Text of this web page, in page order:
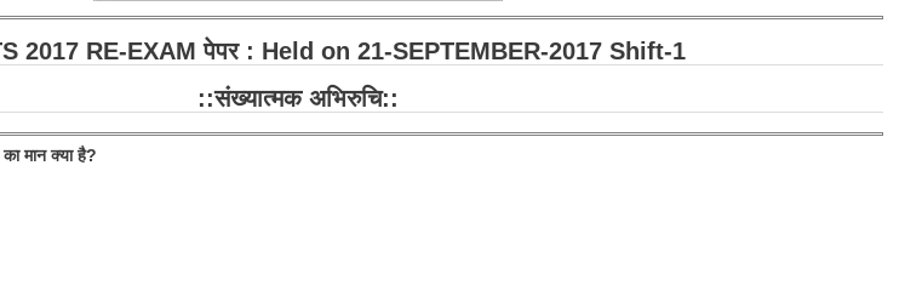
2017 RE-EXAM पेपर : Held on 21-SEPTEMBER-2017 Shift-1
::संख्यात्मक अभिरुचि::
मान क्या है?